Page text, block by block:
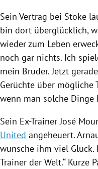
Sein Vertrag bei Stoke
bin dort überglücklich,
wieder zum Leben
noch gar nichts. Ich
mein Bruder. Jetzt
Gerüchte über mögliche
wenn man solche Dinge
Sein Ex-TrainerJosé
United angeheuert.
wünsche ihm viel
Trainer der Welt.“ Kurze